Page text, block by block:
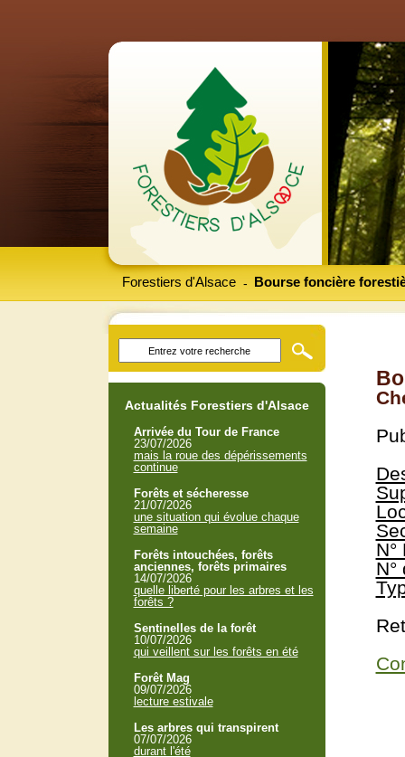
Forestiers d'Alsace Bourse foncière
-
N°
N°
Actualités Forestiers d'Alsace
Arrivée du Tour de France
23/07/2026
mais la roue des dépérissements
continue
Forêts et sécheresse
21/07/2026
une situation qui évolue chaque
semaine
Forêts intouchées, forêts
anciennes, forêts primaires
14/07/2026
quelle liberté pour les arbres et les
forêts ?
Sentinelles de la forêt
10/07/2026
qui veillent sur les forêts en été
Forêt Mag
09/07/2026
lecture estivale
Les arbres qui transpirent
07/07/2026
durant l'été